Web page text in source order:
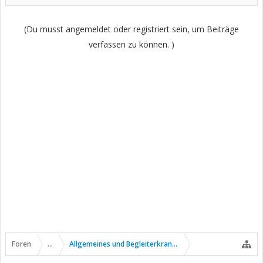
(Du musst angemeldet oder registriert sein, um Beiträge
verfassen zu können. )
Foren ... Allgemeines und Begleiterkrankungen